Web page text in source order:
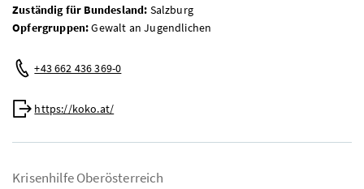
Zuständig für Bundesland: Salzburg
Opfergruppen:Gewalt an Jugendlichen
Telefon:
+43 662 436 369-0
Web:
https://koko.at/
Krisenhilfe Oberösterreich